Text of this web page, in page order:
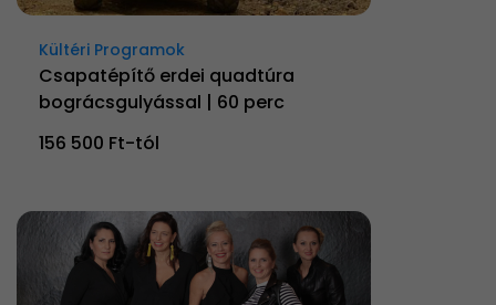
Kültéri Programok
Csapatépítő erdei quadtúra
bográcsgulyással | 60 perc
156 500 Ft-tól